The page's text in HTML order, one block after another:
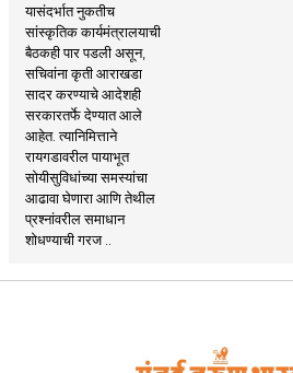
यासंदर्भात नुकतीच
सांस्कृतिक कार्यमंत्रालयाची
बैठकही पार पडली असून,
सचिवांना कृती आराखडा
सादर करण्याचे आदेशही
सरकारतर्फे देण्यात आले
आहेत. त्यानिमित्ताने
रायगडावरील पायाभूत
सोयीसुविधांच्या समस्यांचा
आढावा घेणारा आणि तेथील
प्रश्नांवरील समाधान
शोधण्याची गरज ..